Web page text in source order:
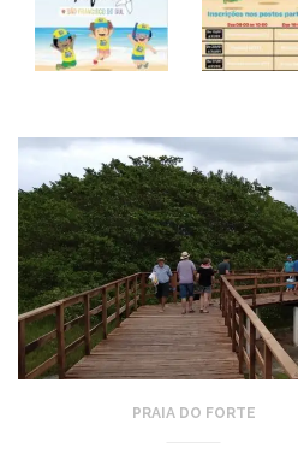
PRAIA DO FORTE